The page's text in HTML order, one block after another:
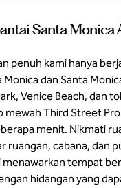
Santa Monica
penuh kami hanya
Monica dan Santa
Venice Beach, dan
mewah Third Street
menit. Nikmati
ruangan, cabana, dan
menawarkan tempat
hidangan yang